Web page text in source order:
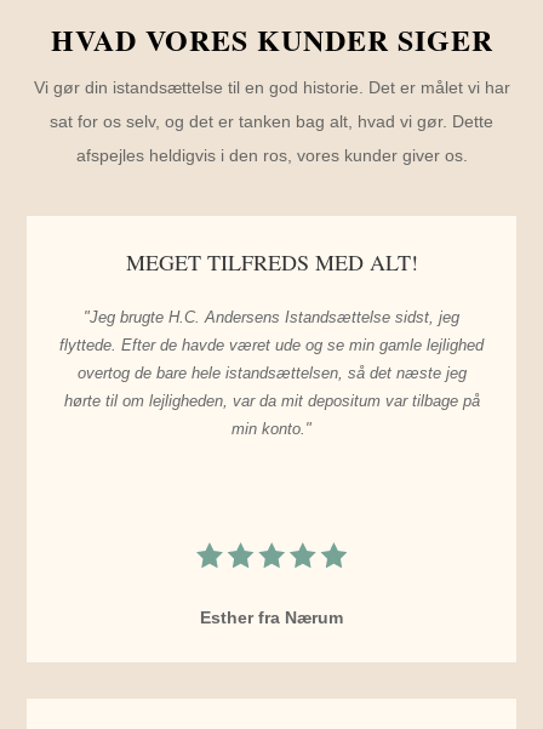
HVAD VORES KUNDER SIGER
Vi gør din istandsættelse til en god historie. Det er målet vi har
sat for os selv, og det er tanken bag alt, hvad vi gør. Dette
afspejles heldigvis i den ros, vores kunder giver os.
MEGET TILFREDS MED ALT!
"Jeg brugte H.C. Andersens Istandsættelse sidst, jeg
flyttede. Efter de havde været ude og se min gamle lejlighed
overtog de bare hele istandsættelsen, så det næste jeg
hørte til om lejligheden, var da mit depositum var tilbage på
min konto."
Esther fra Nærum